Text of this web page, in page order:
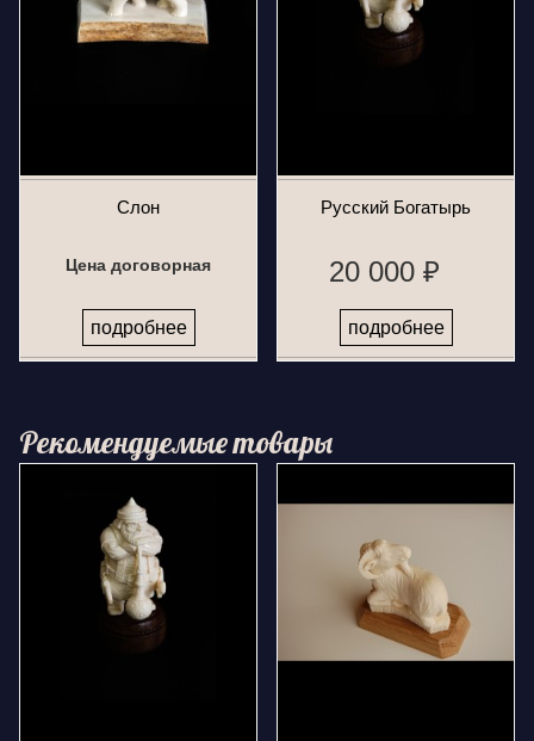
Слон
Цена договорная
подробнее
Русский Богатырь
20 000 ₽
подробнее
Рекомендуемые товары